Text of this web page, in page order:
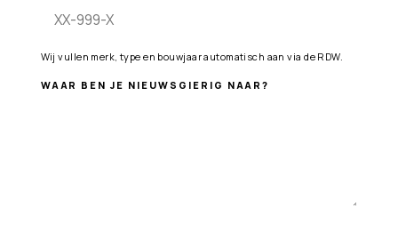
Wij vullen merk, type en bouwjaar automatisch aan via de RDW.
WAAR BEN JE NIEUWSGIERIG NAAR?